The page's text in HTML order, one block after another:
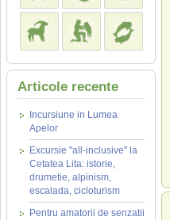
Articole recente
Incursiune in Lumea
Apelor
Excursie "all-inclusive" la
Cetatea Lita: istorie,
drumetie, alpinism,
escalada, cicloturism
Pentru amatorii de senzatii